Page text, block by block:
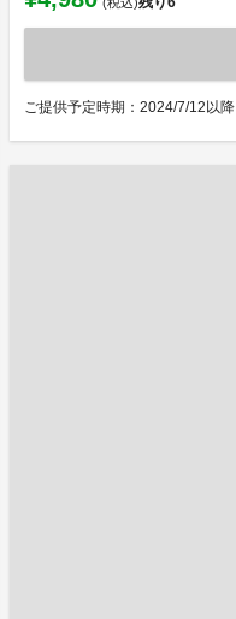
ご提供予定時期：2024/7/12以降